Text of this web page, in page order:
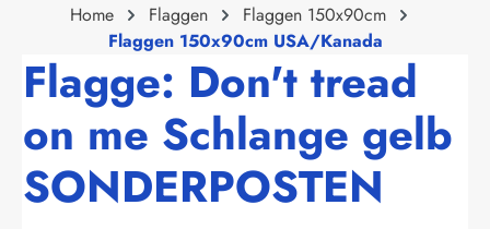
Home Flaggen
Flaggen 150x90cm
Flaggen 150x90cm USA/Kanada
Flagge: Don't tread
on me Schlange gelb
SONDERPOSTEN